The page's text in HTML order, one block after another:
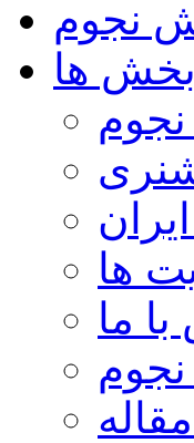
نجوم
ها
ها
ما
نجوم